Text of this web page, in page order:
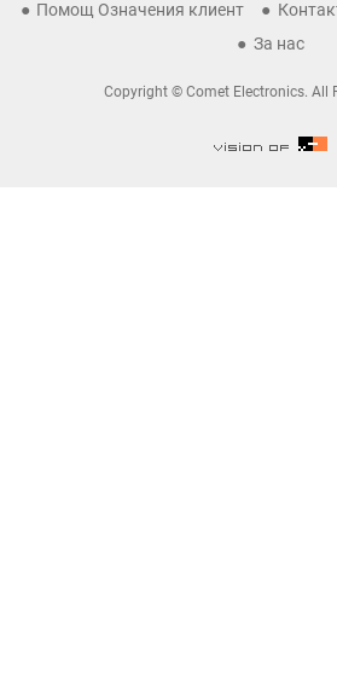
Помощ Означения клиент
За нас
Copyright © Comet Electronics. All